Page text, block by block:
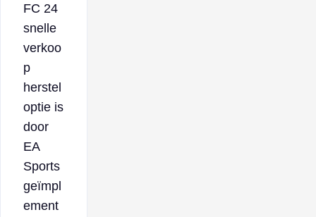
FC 24
snelle
verkoo
p
herstel
optie is
door
EA
Sports
geïmpl
ement